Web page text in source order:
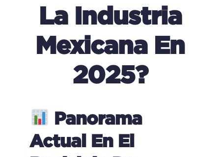
La Industria
Mexicana En
2025?
Panorama
Actual En El